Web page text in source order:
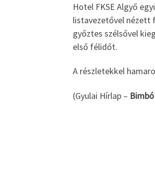
Hotel FKSE Algyő
listavezetővel nézett
győztes szélsővel
első félidőt.
A részletekkel
(Gyulai Hírlap –